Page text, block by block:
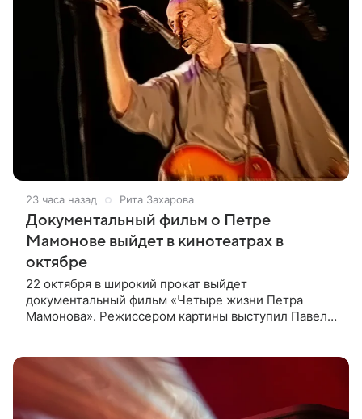
23 часа назад Рита Захарова
Документальный фильм о Петре
Мамонове выйдет в кинотеатрах в
октябре
22 октября в широкий прокат выйдет
документальный фильм «Четыре жизни Петра
Мамонова». Режиссером картины выступил Павел